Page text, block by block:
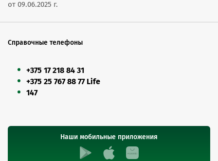
от 09.06.2025 г.
Справочные телефоны
+375 17 218 84 31
+375 25 767 88 77 Life
147
Наши мобильные приложения